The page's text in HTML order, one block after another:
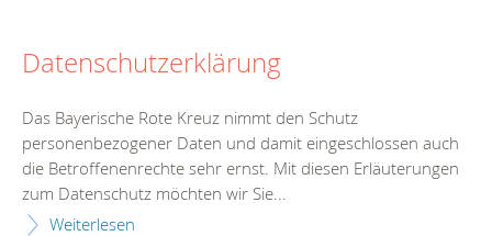
Datenschutzerklärung
Das Bayerische Rote Kreuz nimmt den Schutz
personenbezogener Daten und damit eingeschlossen auch
die Betroffenenrechte sehr ernst. Mit diesen Erläuterungen
zum Datenschutz möchten wir Sie...
Weiterlesen